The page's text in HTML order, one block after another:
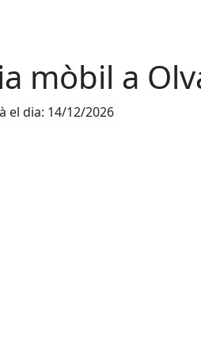
mòbil a
el dia: 14/12/2026